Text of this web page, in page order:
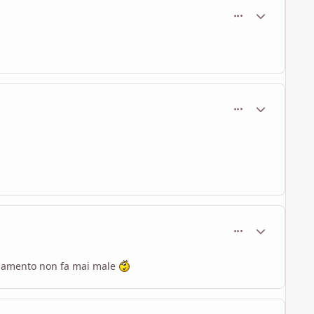
non fa mai male